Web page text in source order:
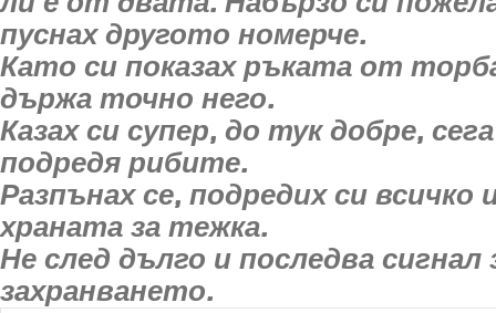
пуснах другото номерче.
Като си показах ръката от
държа точно него.
Казах си супер, до тук добре,
подредя рибите.
Разпънах се, подредих си всичко
храната за тежка.
Не след дълго и последва
захранването.